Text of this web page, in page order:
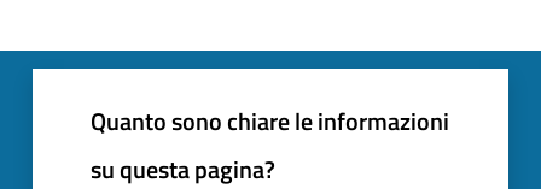
Quanto sono chiare le informazioni
su questa pagina?